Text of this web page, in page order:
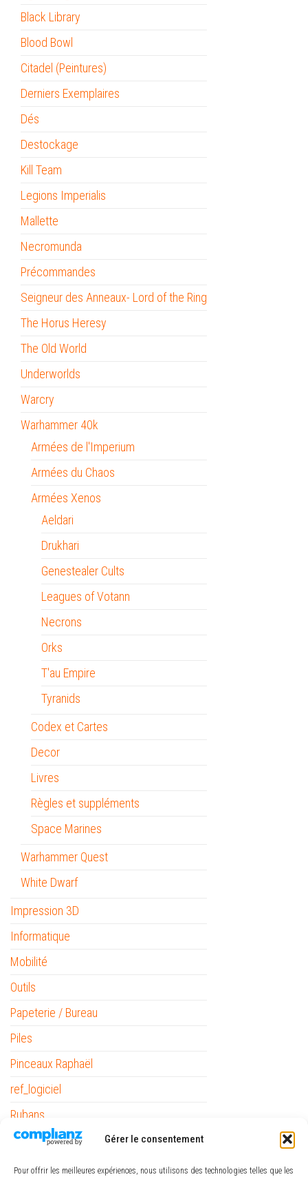
Gérer le consentement
Pour offrir les meilleures expériences, nous utilisons des technologies telles que les
Black Library
Blood Bowl
Citadel (Peintures)
Derniers Exemplaires
Dés
Destockage
Kill Team
Legions Imperialis
Mallette
Necromunda
Précommandes
Seigneur des Anneaux- Lord of the Ring
The Horus Heresy
The Old World
Underworlds
Warcry
Warhammer 40k
Armées de l'Imperium
Armées du Chaos
Armées Xenos
Aeldari
Drukhari
Genestealer Cults
Leagues of Votann
Necrons
Orks
T'au Empire
Tyranids
Codex et Cartes
Decor
Livres
Règles et suppléments
Space Marines
Warhammer Quest
White Dwarf
Impression 3D
Informatique
Mobilité
Outils
Papeterie / Bureau
Piles
Pinceaux Raphaël
ref_logiciel
Rubans
The Army Painter